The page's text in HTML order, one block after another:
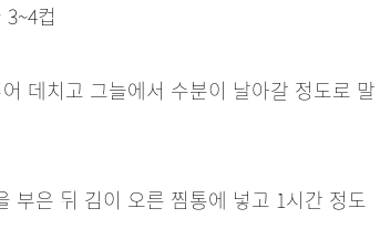
컵
데치고 그늘에서 수분이 날아갈 정도로 말
부은 뒤 김이 오른 찜통에 넣고 1시간 정도